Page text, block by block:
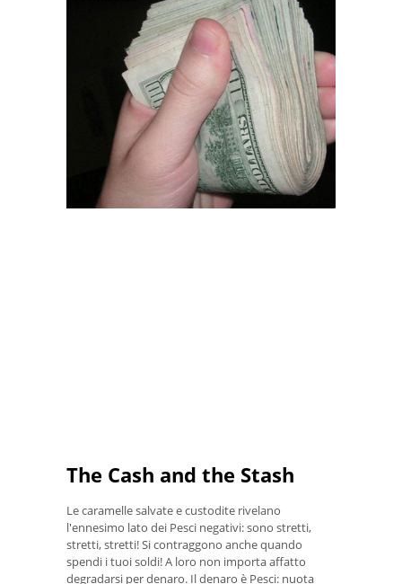
The Cash and the Stash
Le caramelle salvate e custodite rivelano
l'ennesimo lato dei Pesci negativi: sono stretti,
stretti, stretti! Si contraggono anche quando
spendi i tuoi soldi! A loro non importa affatto
degradarsi per denaro. Il denaro è Pesci: nuota